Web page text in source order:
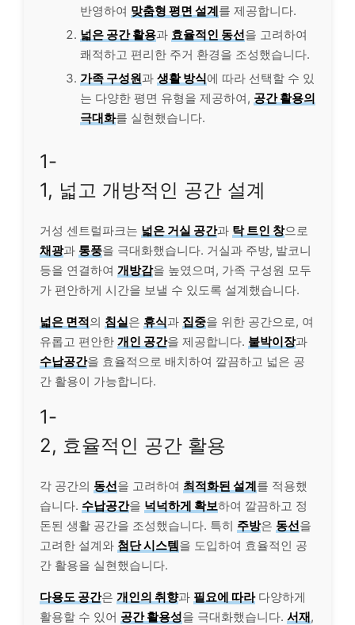
반영하여 맞춤형 평면 설계를 제공합니다.
넓은 공간 활용과 효율적인 동선을 고려하여
쾌적하고 편리한 주거 환경을 조성했습니다.
가족 구성원과 생활 방식에 따라 선택할 수 있
는 다양한 평면 유형을 제공하여, 공간 활용의
극대화를 실현했습니다.
1-
1, 넓고 개방적인 공간 설계
거성 센트럴파크는 넓은 거실 공간과 탁 트인 창으로
채광과 통풍을 극대화했습니다. 거실과 주방, 발코니
등을 연결하여 개방감을 높였으며, 가족 구성원 모두
가 편안하게 시간을 보낼 수 있도록 설계했습니다.
넓은 면적의 침실은 휴식과 집중을 위한 공간으로, 여
유롭고 편안한 개인 공간을 제공합니다. 붙박이장과
수납공간을 효율적으로 배치하여 깔끔하고 넓은 공
간 활용이 가능합니다.
1-
2, 효율적인 공간 활용
각 공간의 동선을 고려하여 최적화된 설계를 적용했
습니다. 수납공간을 넉넉하게 확보하여 깔끔하고 정
돈된 생활 공간을 조성했습니다. 특히 주방은 동선을
고려한 설계와 첨단 시스템을 도입하여 효율적인 공
간 활용을 실현했습니다.
다용도 공간은 개인의 취향과 필요에 따라다양하게
활용할 수 있어 공간 활용성을 극대화했습니다. 서재,